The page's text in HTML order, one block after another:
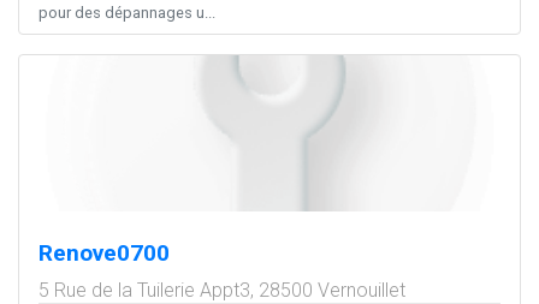
pour des dépannages u...
Renove0700
5 Rue de la Tuilerie Appt3, 28500 Vernouillet